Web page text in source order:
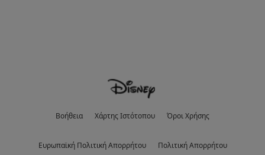
Βοήθεια Χάρτης Ιστότοπου Όροι Χρήσης
Eυρωπαϊκή Πολιτική Απορρήτου Πολιτική Απορρήτου